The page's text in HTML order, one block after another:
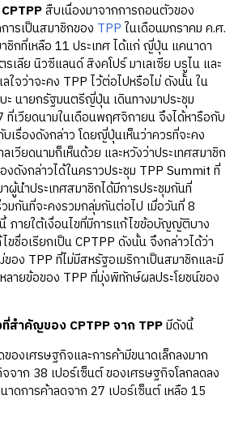
CPTPPสืบเนื่องมาจากการถอนตัวของ
ารเป็นสมาชิกของ TPP ในเดือนมกราคม ค.ศ.
ชิกที่เหลือ 11 ประเทศ ได้แก่ ญี่ปุ่น แคนาดา
รเลีย นิวซีแลนด์ สิงคโปร์ มาเลเซีย บรูไน และ
ลใจว่าจะคง TPP ไว้ต่อไปหรือไม่ ดังนั้น ใน
ะ นายกรัฐมนตรีญี่ปุ่น เดินทางมาประชุม
เวียดนามในเดือนพฤศจิกายน จึงได้หารือกับ
เรื่องดังกล่าว โดยญี่ปุ่นเห็นว่าควรที่จะคง
เวียดนามก็เห็นด้วย และหวังว่าประเทศสมาชิก
งดังกล่าวได้ในคราวประชุม TPP Summit ที่
ผู้นำประเทศสมาชิกได้มีการประชุมกันที่
มกันที่จะคงรวมกลุ่มกันต่อไป เมื่อวันที่ 8
ภายใต้เงื่อนไขที่มีการแก้ไขข้อบัญญัติบาง
ขชื่อเรียกเป็น CPTPP ดังนั้น จึงกล่าวได้ว่า
อง TPP ที่ไม่มีสหรัฐอเมริกาเป็นสมาชิกและมี
ยข้อของ TPP ที่มุ่งพิทักษ์ผลประโยชน์ของ
สำคัญของ CPTPP จาก TPPมีดังนี้
องเศรษฐกิจและการค้ามีขนาดเล็กลงมาก
จาก 38 เปอร์เซ็นต์ ของเศรษฐกิจโลกลดลง
าดการค้าลดจาก 27 เปอร์เซ็นต์ เหลือ 15